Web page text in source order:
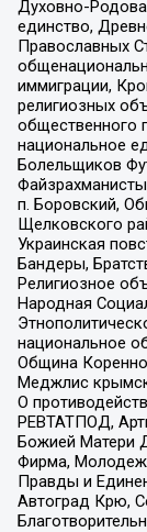
Духовно-
единство,
Православных
иммиграции,
религиозных
общественного
национальное
Болельщиков
п. Боровский,
Щелковского
Украинская
Бандеры,
Религиозное
Народная
национальное
Община
Меджлис
О
РЕВТАТПОД,
Божией Матери
Фирма,
Правды и
Автоград Крю,